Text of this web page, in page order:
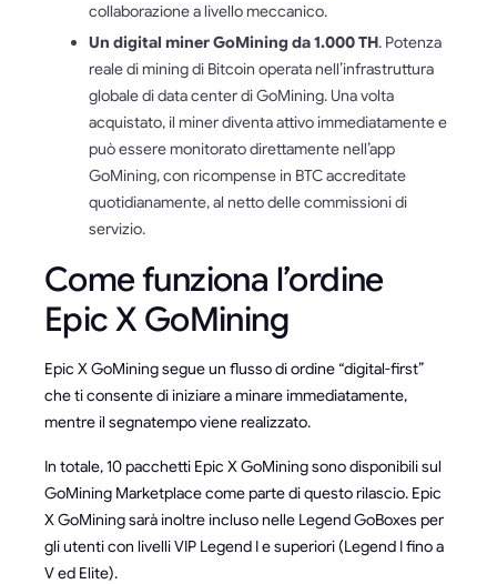
collaborazione a livello meccanico.
Un digital miner GoMining da 1.000 TH. Potenza
reale di mining di Bitcoin operata nell’infrastruttura
globale di data center di GoMining. Una volta
acquistato, il miner diventa attivo immediatamente e
può essere monitorato direttamente nell’app
GoMining, con ricompense in BTC accreditate
quotidianamente, al netto delle commissioni di
servizio.
Come funziona l’ordine
Epic X GoMining
Epic X GoMining segue un flusso di ordine “digital-first”
che ti consente di iniziare a minare immediatamente,
mentre il segnatempo viene realizzato.
In totale, 10 pacchetti Epic X GoMining sono disponibili sul
GoMining Marketplace come parte di questo rilascio. Epic
X GoMining sarà inoltre incluso nelle Legend GoBoxes per
gli utenti con livelli VIP Legend I e superiori (Legend I fino a
V ed Elite).